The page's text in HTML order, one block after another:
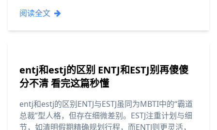
阅读全文
entj和estj的区别 ENTJ和ESTJ别再傻傻
分不清 看完这篇秒懂
entj和estj的区别ENTJ与ESTJ虽同为MBTI中的“霸道
总裁”型人格，但存在细微差别。ESTJ注重计划与细
节，如清明假期精确规划行程，而ENTJ则更灵活，